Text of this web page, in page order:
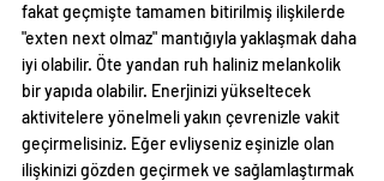
fakat geçmişte tamamen bitirilmiş ilişkilerde
"exten next olmaz" mantığıyla yaklaşmak daha
iyi olabilir. Öte yandan ruh haliniz melankolik
bir yapıda olabilir. Enerjinizi yükseltecek
aktivitelere yönelmeli yakın çevrenizle vakit
geçirmelisiniz. Eğer evliyseniz eşinizle olan
ilişkinizi gözden geçirmek ve sağlamlaştırmak